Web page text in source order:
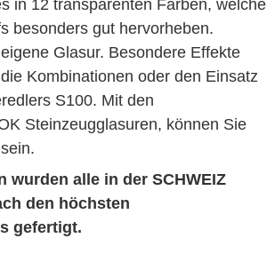
in 12 transparenten Farben, welche
besonders gut hervorheben.
Glasur. Besondere Effekte
Kombinationen oder den Einsatz
S100. Mit den
Steinzeugglasuren, können Sie
wurden alle in der SCHWEIZ
den höchsten
gefertigt.